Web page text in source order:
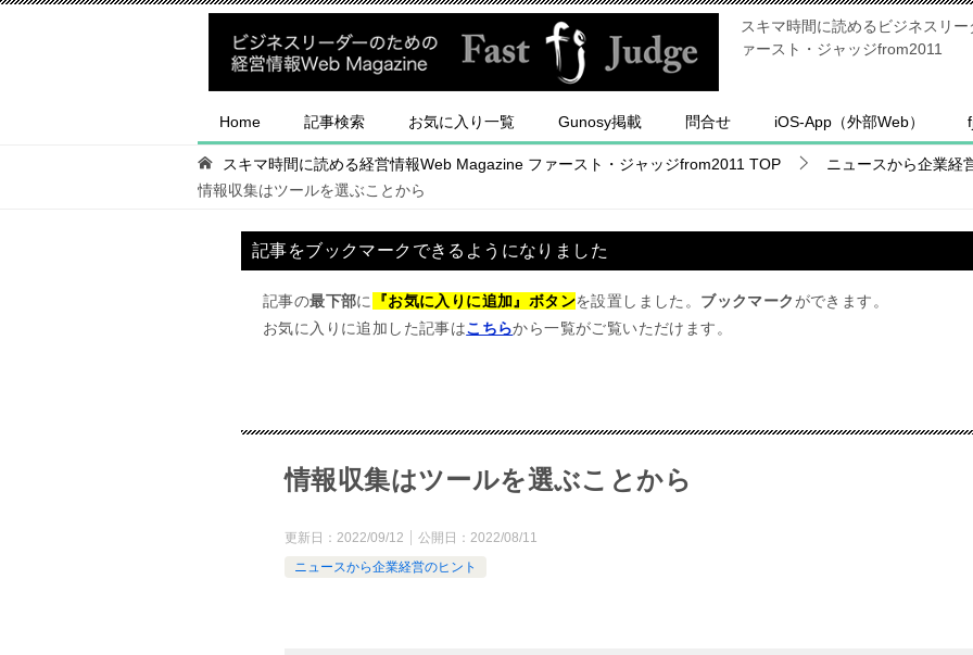
スキマ時間に読めるビジネスリ
ァースト・ジャッジfrom2011
Home 記事検索 お気に入り一覧 Gunosy掲載 問合せ iOS-App（外部Web）
スキマ時間に読める経営情報Web Magazine ファースト・ジャッジfrom2011 TOP
ニュースから企業経
情報収集はツールを選ぶことから
記事をブックマークできるようになりました
記事の最下部に 『お気に入りに追加』ボタンを設置しました。 ブックマーク ができます。
お気に入りに追加した記事はこちらから一覧がご覧いただけます。
情報収集はツールを選ぶことから
更新日： 2022/09/12 公開日： 2022/08/11
ニュースから企業経営のヒント